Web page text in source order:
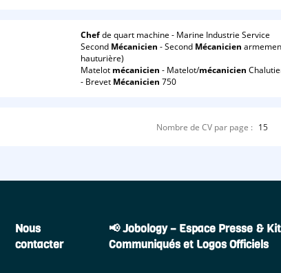
Chefde quart machine - Marine Industrie Service
Second Mécanicien - Second Mécanicien
hauturière)
Matelot mécanicien - Matelot/mécanicien
- Brevet Mécanicien 750
Nombre de CV par page : 15
Nous
contacter
📢 Jobology – Espace Presse & Kit
Communiqués et Logos Officiels